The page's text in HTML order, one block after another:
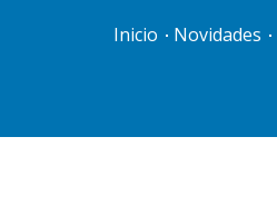
Inicio Novidades